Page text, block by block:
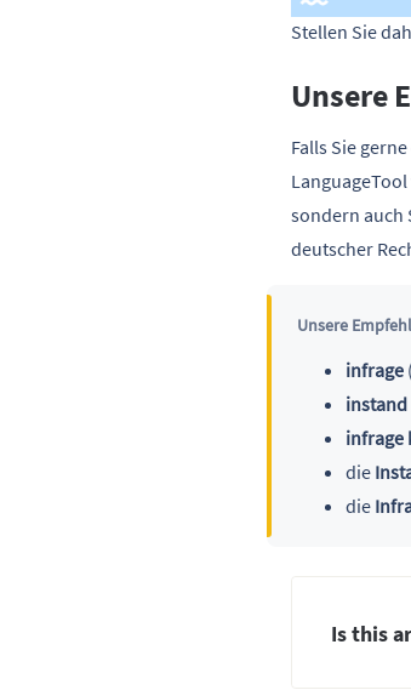
Stellen Sie
Unsere
Falls Sie
sondern auch
deutscher
Unsere
infrage
instand
infrage
die
die
Is this